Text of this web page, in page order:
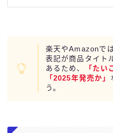
楽天やAmazonで
表記が商品タイト
あるため、
「たい
「2025年発売か」
う。